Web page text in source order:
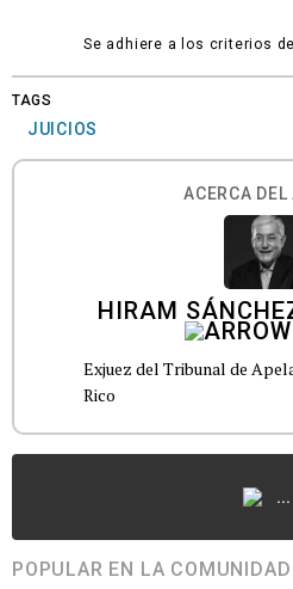
Se adhiere a los criterios de
TAGS
JUICIOS
ACERCA DEL
HIRAM
Exjuez del Tribunal de
Rico
...
POPULAR EN LA COMUNIDAD